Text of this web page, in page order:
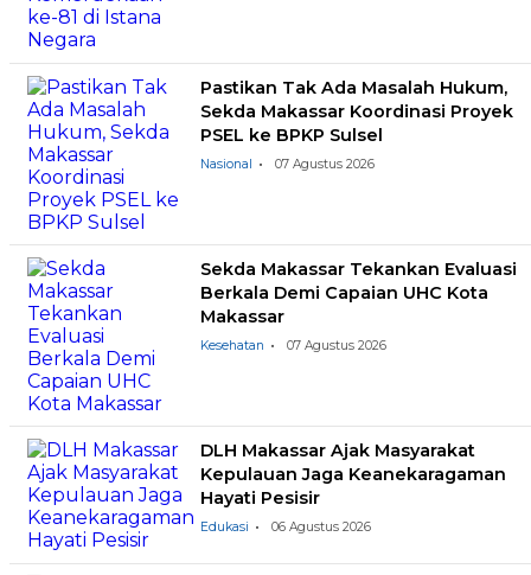
Pastikan Tak Ada Masalah Hukum,
Sekda Makassar Koordinasi Proyek
PSEL ke BPKP Sulsel
Nasional 07 Agustus 2026
Sekda Makassar Tekankan Evaluasi
Berkala Demi Capaian UHC Kota
Makassar
Kesehatan 07 Agustus 2026
DLH Makassar Ajak Masyarakat
Kepulauan Jaga Keanekaragaman
Hayati Pesisir
Edukasi 06 Agustus 2026